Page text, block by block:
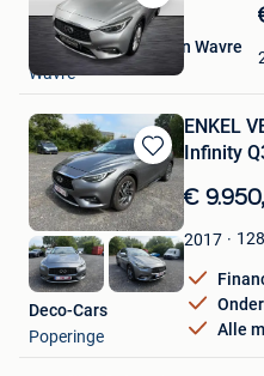
Bewaren
in
Mijn
Favorieten
Car Avenue Selection Wavre
Wavre
Bewaren
in
Mijn
Favorieten
ENKEL
Infinity
€
2017
Alle
Deco-Cars
Poperinge